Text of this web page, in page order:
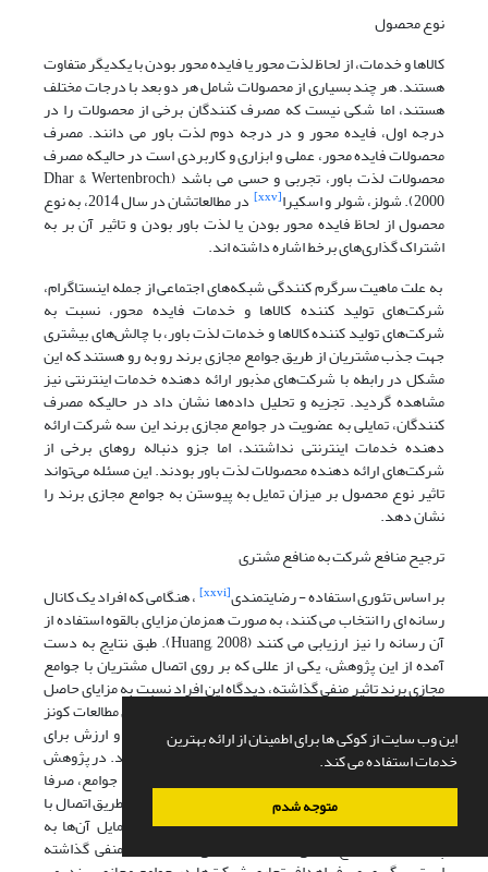
این وب سایت از کوکی ها برای اطمینان از ارائه بهترین
خدمات استفاده می کند.
متوجه شدم
نوع محصول
کالاها و خدمات، از لحاظ لذت محور یا فایده محور بودن با یکدیگر متفاوت
هستند. هر چند بسیاری از محصولات شامل هر دو بعد با درجات مختلف
هستند، اما شکی نیست که مصرف کنندگان برخی از محصولات را در
درجه اول، فایده محور و در درجه دوم لذت باور می دانند. مصرف
محصولات فایده محور، عملی و ابزاری و کاربردی است در حالیکه مصرف
محصولات لذت باور، تجربی و حسی می باشد (Dhar & Wertenbroch,
2000). شولز، شولر و اسکیرا [xxv] در مطالعاتشان در سال 2014، به نوع
محصول از لحاظ فایده محور بودن یا لذت باور بودن و تاثیر آن بر به
اشتراک گذاری‌های برخط اشاره داشته اند.
به علت ماهیت سرگرم کنندگی شبکه‌های اجتماعی از جمله اینستاگرام،
شرکت‌های تولید کننده کالاها و خدمات فایده محور، نسبت به
شرکت‌های تولید کننده کالا‌ها و خدمات لذت باور، با چالش‌های بیشتری
جهت جذب مشتریان از طریق جوامع مجازی برند رو به رو هستند که این
مشکل در رابطه با شرکت‌های مذبور ارائه دهنده خدمات اینترنتی نیز
مشاهده گردید. تجزیه و تحلیل داده‌ها نشان داد در حالیکه مصرف
کنندگان، تمایلی به عضویت در جوامع مجازی برند این سه شرکت ارائه
دهنده خدمات اینترنتی نداشتند، اما جزو دنباله روهای برخی از
شرکت‌های ارائه دهنده محصولات لذت باور بودند. این مسئله می‌تواند
تاثیر نوع محصول بر میزان تمایل به پیوستن به جوامع مجازی برند را
نشان دهد.
ترجیح منافع شرکت به منافع مشتری
بر اساس تئوری استفاده - رضایتمندی[xxvi] ، هنگامی که افراد یک کانال
رسانه ای را انتخاب می کنند، به صورت همزمان مزایای بالقوه استفاده از
آن رسانه را نیز ارزیابی می کنند (Huang, 2008). طبق نتایج به دست
آمده از این پژوهش، یکی از عللی که بر روی اتصال مشتریان با جوامع
مجازی برند تاثیر منفی گذاشته، دیدگاه این افراد نسبت به مزایای حاصل
از فعالیت شرکت‌ها در جوامع مجازی برند بوده است. طبق مطالعات کونز
و همکاران (2017)، دو عامل ارزش برای شرکت و ارزش برای
مشتری جزو پیامد‌های آمیختگی با جوامع مجازی برند بودند. در پژوهش
حاضر، پاسخ دهندگان بر این عقیده بودند که ایجاد این جوامع، صرفا
منافع شرکت‌ها را تامین می کند و هیچ مزیت یا منفعتی از طریق اتصال با
این جوامع نصیب مشتریان نمی شود و همین امر بر تمایل آن‌ها به
پیوستن به جوامع مجازی برند شرکت‌های مذبور تاثیر منفی گذاشته